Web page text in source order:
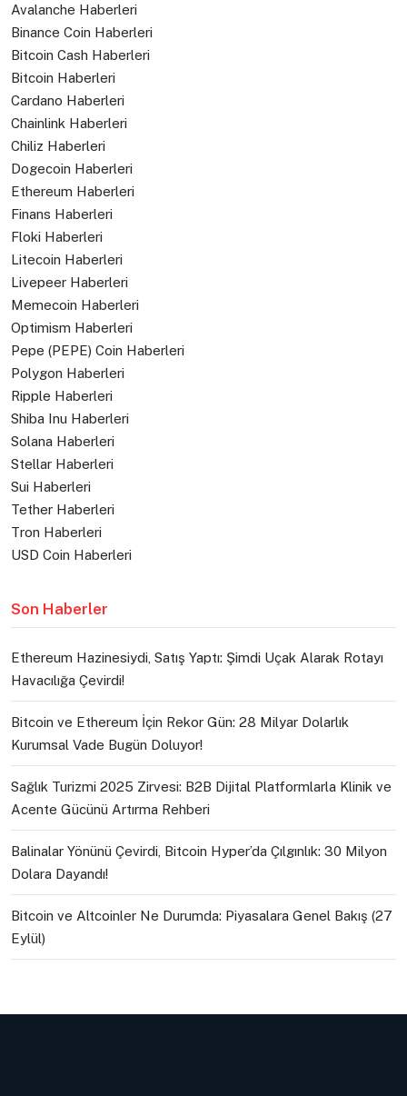
Avalanche Haberleri
Binance Coin Haberleri
Bitcoin Cash Haberleri
Bitcoin Haberleri
Cardano Haberleri
Chainlink Haberleri
Chiliz Haberleri
Dogecoin Haberleri
Ethereum Haberleri
Finans Haberleri
Floki Haberleri
Litecoin Haberleri
Livepeer Haberleri
Memecoin Haberleri
Optimism Haberleri
Pepe (PEPE) Coin Haberleri
Polygon Haberleri
Ripple Haberleri
Shiba Inu Haberleri
Solana Haberleri
Stellar Haberleri
Sui Haberleri
Tether Haberleri
Tron Haberleri
USD Coin Haberleri
Son Haberler
Ethereum Hazinesiydi, Satış Yaptı: Şimdi Uçak Alarak Rotayı
Havacılığa Çevirdi!
Bitcoin ve Ethereum İçin Rekor Gün: 28 Milyar Dolarlık
Kurumsal Vade Bugün Doluyor!
Sağlık Turizmi 2025 Zirvesi: B2B Dijital Platformlarla Klinik ve
Acente Gücünü Artırma Rehberi
Balinalar Yönünü Çevirdi, Bitcoin Hyper’da Çılgınlık: 30 Milyon
Dolara Dayandı!
Bitcoin ve Altcoinler Ne Durumda: Piyasalara Genel Bakış (27
Eylül)